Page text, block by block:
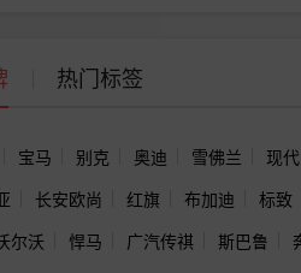
热门标签
宝马 别克 奥迪 雪佛兰
现代
长安欧尚 红旗 布加迪
标致
尔沃 悍马 广汽传祺 斯巴鲁